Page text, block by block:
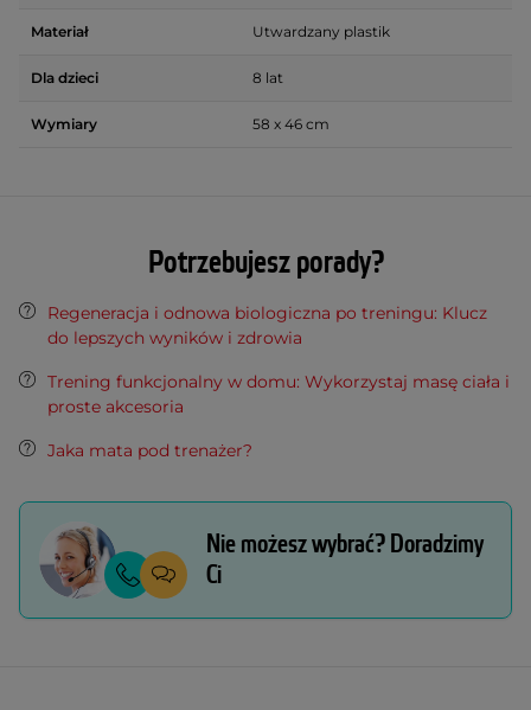
Materiał Utwardzany plastik
Dla dzieci 8 lat
Wymiary 58 x 46 cm
Potrzebujesz porady?
Regeneracja i odnowa biologiczna po treningu: Klucz
do lepszych wyników i zdrowia
Trening funkcjonalny w domu: Wykorzystaj masę ciała i
proste akcesoria
Jaka mata pod trenażer?
Nie możesz wybrać? Doradzimy
Ci